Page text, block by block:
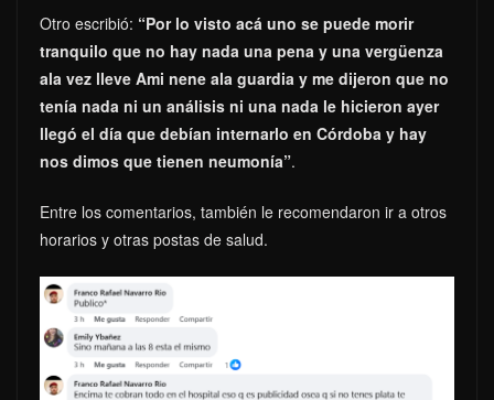
Otro escribió: “Por lo visto acá uno se puede morir
tranquilo que no hay nada una pena y una vergüenza
ala vez lleve Ami nene ala guardia y me dijeron que no
tenía nada ni un análisis ni una nada le hicieron ayer
llegó el día que debían internarlo en Córdoba y hay
nos dimos que tienen neumonía”.
Entre los comentarios, también le recomendaron ir a otros
horarios y otras postas de salud.